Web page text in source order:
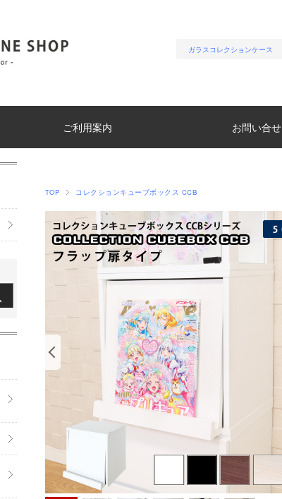
ガラスコレクションケース
ご利用案内 お問い合せ
TOP コレクションキューブボックス CCB